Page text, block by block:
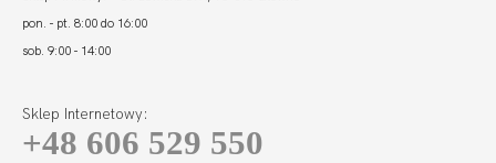
SIMPLE BODY
pon. - pt. 8:00 do 16:00
sob. 9:00 - 14:00
Sklep Internetowy:
+48 606 529 550